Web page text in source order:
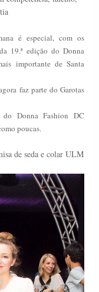
é especial, com os
19.ª edição do Donna
importante de Santa
faz parte do Garotas
do Donna Fashion DC
poucas.
de seda e colar ULM